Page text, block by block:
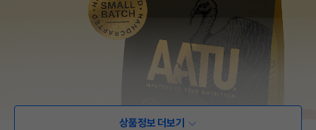
상품정보 더보기